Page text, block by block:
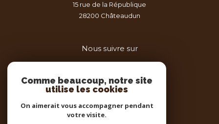
15 rue de la République
28200
châteaudun
Nous suivre sur
Adhérents
Comme beaucoup, notre site
utilise les cookies
On aimerait vous accompagner pendant
votre visite.